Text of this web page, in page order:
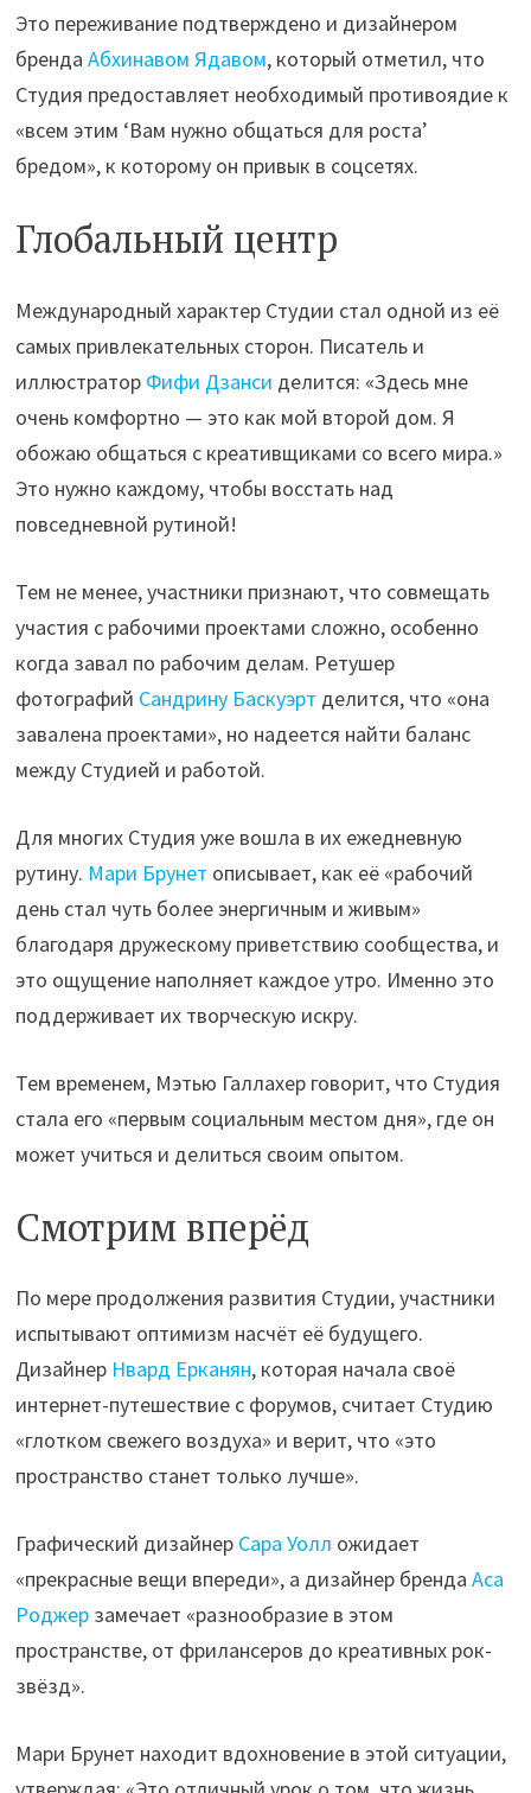
Это переживание подтверждено и дизайнером
брендаАбхинавом Ядавом, который отметил, что
Студия предоставляет необходимый противоядиe к
«всем этим ‘Вам нужно общаться для роста’
бредом», к которому он привык в соцсетях.
Глобальный центр
Международный характер Студии стал одной из её
самых привлекательных сторон. Писатель и
иллюстратор Фифи Дзанси делится: «Здесь мне
очень комфортно — это как мой второй дом. Я
обожаю общаться с креативщиками со всего мира.»
Это нужно каждому, чтобы восстать над
повседневной рутиной!
Тем не менее, участники признают, что совмещать
участия с рабочими проектами сложно, особенно
когда завал по рабочим делам. Ретушер
фотографий Сандрину Баскуэрт делится, что «она
завалена проектами», но надеется найти баланс
между Студией и работой.
Для многих Студия уже вошла в их ежедневную
рутину. Мари Брунет описывает, как её «рабочий
день стал чуть более энергичным и живым»
благодаря дружескому приветствию сообщества, и
это ощущение наполняет каждое утро. Именно это
поддерживает их творческую искру.
Тем временем, Мэтью Галлахер говорит, что Студия
стала его «первым социальным местом дня», где он
может учиться и делиться своим опытом.
Смотрим вперёд
По мере продолжения развития Студии, участники
испытывают оптимизм насчёт её будущего.
Дизайнер Нвард Ерканян, которая начала своё
интернет-путешествие с форумов, считает Студию
«глотком свежего воздуха» и верит, что «это
пространство станет только лучше».
Графический дизайнер Сара Уолл ожидает
«прекрасные вещи впереди», а дизайнер брендаАса
Роджер замечает «разнообразие в этом
пространстве, от фрилансеров до креативных рок-
звёзд».
Мари Брунет находит вдохновение в этой ситуации,